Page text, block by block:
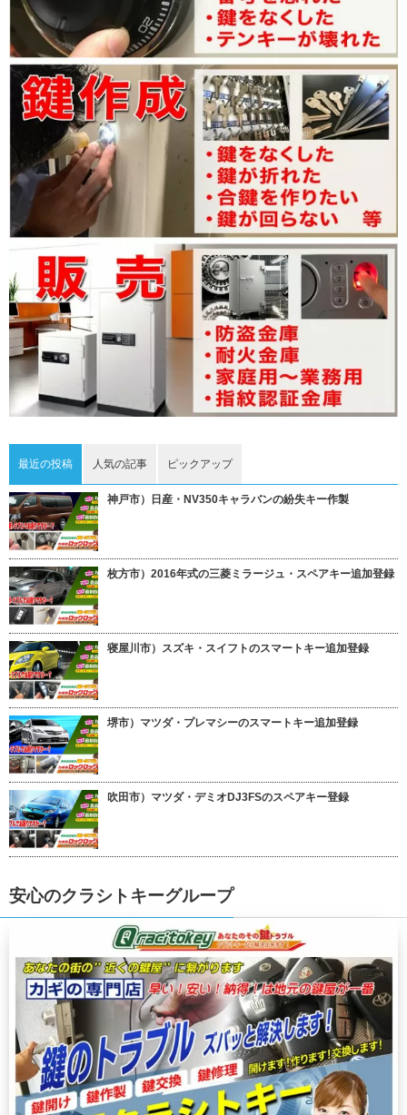
最近の投稿 人気の記事 ピックアップ
神戸市）日産・NV350キャラバンの紛失キー作製
枚方市）2016年式の三菱ミラージュ・スペアキー追加登録
寝屋川市）スズキ・スイフトのスマートキー追加登録
堺市）マツダ・プレマシーのスマートキー追加登録
吹田市）マツダ・デミオDJ3FSのスペアキー登録
安心のクラシトキーグループ